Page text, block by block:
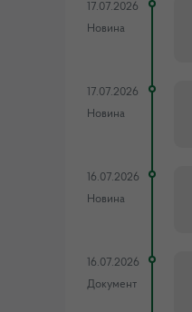
17.07.2026
Новина
17.07.2026
Новина
16.07.2026
Новина
16.07.2026
Документ